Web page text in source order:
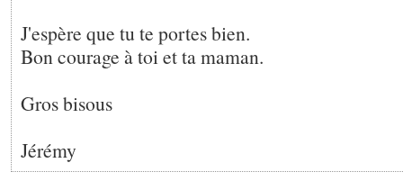
J'espère que tu te portes bien.
Bon courage à toi et ta maman.
Gros bisous
Jérémy